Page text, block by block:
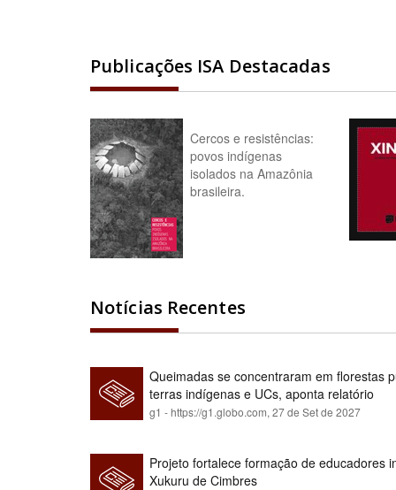
Publicações ISA Destacadas
Cercos e resistências:
povos indígenas
isolados na Amazônia
brasileira.
Notícias Recentes
Queimadas se concentraram em florestas
terras indígenas e UCs, aponta relatório
g1 - https://g1.globo.com, 27 de Set de 2027
Projeto fortalece formação de educadores
Xukuru de Cimbres